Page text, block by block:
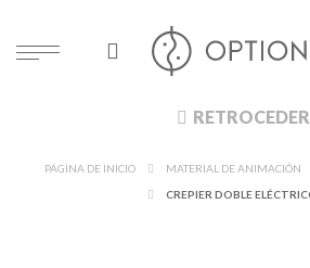
RETROCEDER
PÁGINA DE INICIO MATERIAL DE ANIMACIÓN